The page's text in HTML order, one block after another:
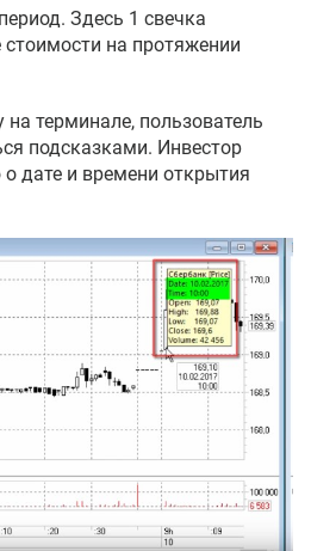
Здесь 1 свечка
на протяжении
на терминале, пользователь
подсказками. Инвестор
дате и времени открытия